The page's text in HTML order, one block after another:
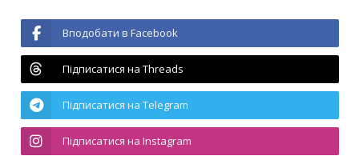
Вподобати в Facebook
Підписатися на Threads
Підписатися на Telegram
Підписатися на Instagram